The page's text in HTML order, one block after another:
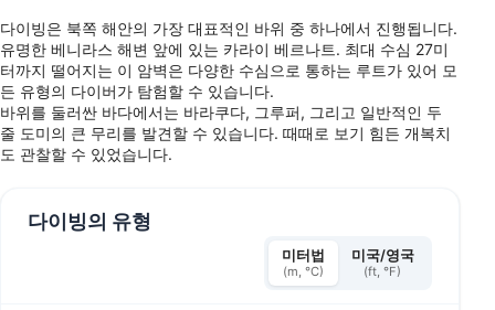
다이빙은 북쪽 해안의 가장 대표적인 바위 중 하나에서 진행됩니다.
유명한 베니라스 해변 앞에 있는 카라이 베르나트. 최대 수심 27미
터까지 떨어지는 이 암벽은 다양한 수심으로 통하는 루트가 있어 모
든 유형의 다이버가 탐험할 수 있습니다.
바위를 둘러싼 바다에서는 바라쿠다, 그루퍼, 그리고 일반적인 두
줄 도미의 큰 무리를 발견할 수 있습니다. 때때로 보기 힘든 개복치
도 관찰할 수 있었습니다.
다이빙의 유형
미터법
(m, °C)
미국/영국
(ft, °F)